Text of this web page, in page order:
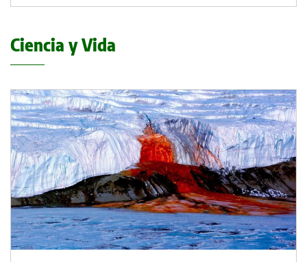
Ciencia y Vida